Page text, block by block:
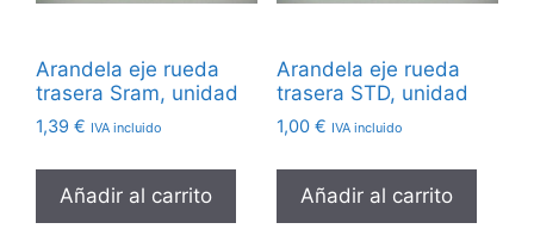
Arandela eje rueda
trasera Sram, unidad
1,39 € IVA incluido
Añadir al carrito
Arandela eje rueda
trasera STD, unidad
1,00 € IVA incluido
Añadir al carrito